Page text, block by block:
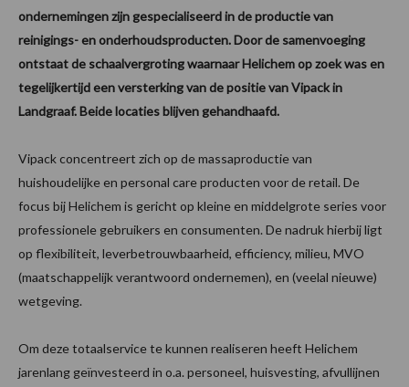
ondernemingen zijn gespecialiseerd in de productie van
reinigings- en onderhoudsproducten. Door de samenvoeging
ontstaat de schaalvergroting waarnaar Helichem op zoek was en
tegelijkertijd een versterking van de positie van Vipack in
Landgraaf. Beide locaties blijven gehandhaafd.
Vipack concentreert zich op de massaproductie van
huishoudelijke en personal care producten voor de retail. De
focus bij Helichem is gericht op kleine en middelgrote series voor
professionele gebruikers en consumenten. De nadruk hierbij ligt
op flexibiliteit, leverbetrouwbaarheid, efficiency, milieu, MVO
(maatschappelijk verantwoord ondernemen), en (veelal nieuwe)
wetgeving.
Om deze totaalservice te kunnen realiseren heeft Helichem
jarenlang geïnvesteerd in o.a. personeel, huisvesting, afvullijnen